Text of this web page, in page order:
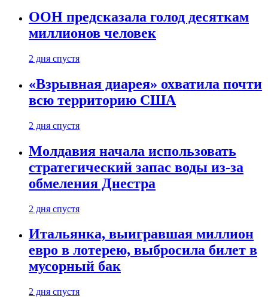
ООН предсказала голод десяткам
миллионов человек
2 дня спустя
«Взрывная диарея» охватила почти
всю территорию США
2 дня спустя
Молдавия начала использовать
стратегический запас воды из-за
обмеления Днестра
2 дня спустя
Итальянка, выигравшая миллион
евро в лотерею, выбросила билет в
мусорный бак
2 дня спустя